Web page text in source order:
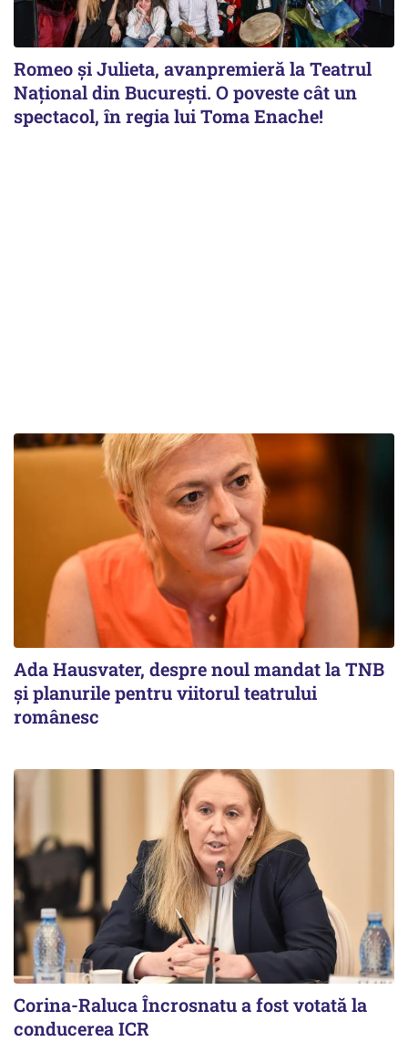
Romeo și Julieta, avanpremieră la Teatrul
Național din București. O poveste cât un
spectacol, în regia lui Toma Enache!
Ada Hausvater, despre noul mandat la TNB
și planurile pentru viitorul teatrului
românesc
Corina-Raluca Încrosnatu a fost votată la
conducerea ICR